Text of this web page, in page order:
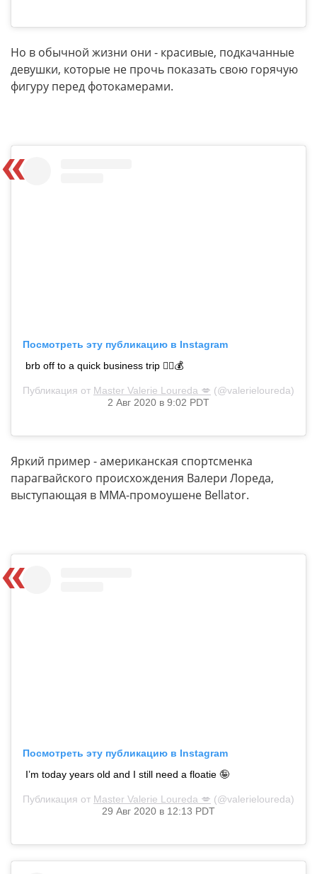
Но в обычной жизни они - красивые, подкачанные
девушки, которые не прочь показать свою горячую
фигуру перед фотокамерами.
Посмотреть эту публикацию в Instagram
brb off to a quick business trip ✌🏼💰
Публикация от Master Valerie Loureda 💋 (@valerieloureda)
2 Авг 2020 в 9:02 PDT
Яркий пример - американская спортсменка
парагвайского происхождения Валери Лореда,
выступающая в MMA-промоушене Bellator.
Посмотреть эту публикацию в Instagram
I’m today years old and I still need a floatie 🤪
Публикация от Master Valerie Loureda 💋 (@valerieloureda)
29 Авг 2020 в 12:13 PDT